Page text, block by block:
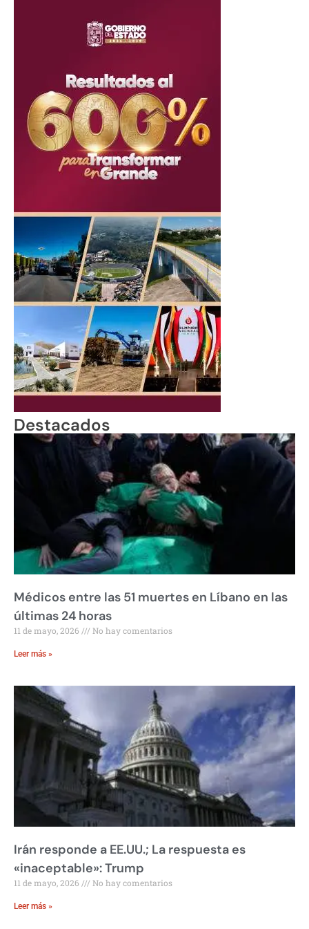
Destacados
Médicos entre las 51 muertes en Líbano en las
últimas 24 horas
11 de mayo, 2026 No hay comentarios
Leer más »
Irán responde a EE.UU.; La respuesta es
«inaceptable»: Trump
11 de mayo, 2026 No hay comentarios
Leer más »